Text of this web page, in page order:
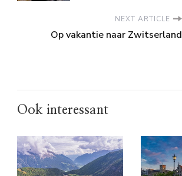
NEXT ARTICLE
Op vakantie naar Zwitserland
Ook interessant